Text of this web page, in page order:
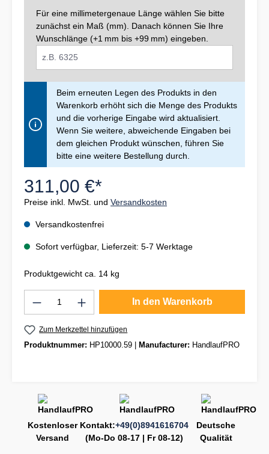
Für eine millimetergenaue Länge wählen Sie bitte
zunächst ein Maß (mm). Danach können Sie Ihre
Wunschlänge (+1 mm bis +99 mm) eingeben.
Beim erneuten Legen des Produkts in den
Warenkorb erhöht sich die Menge des Produkts
und die vorherige Eingabe wird aktualisiert.
Wenn Sie weitere, abweichende Eingaben bei
dem gleichen Produkt wünschen, führen Sie
bitte eine weitere Bestellung durch.
311,00 €*
Preise inkl. MwSt. und Versandkosten
Versandkostenfrei
Sofort verfügbar, Lieferzeit: 5-7 Werktage
Produktgewicht ca. 14 kg
Produkt Anzahl: Gib den gewünschten
In den Warenkorb
Zum Merkzettel hinzufügen
Produktnummer: HP10000.59 Manufacturer: HandlaufPRO
Kostenloser
Versand
Kontakt:+49(0)8941616704
(Mo-Do 08-17 | Fr 08-12)
Deutsche
Qualität